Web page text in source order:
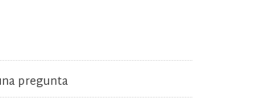
pregunta